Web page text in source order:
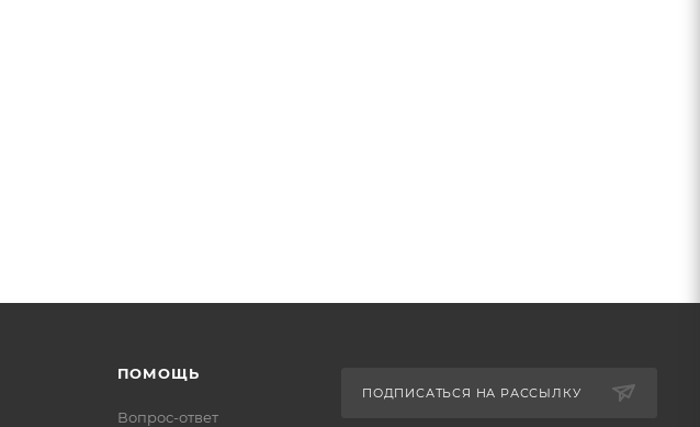
ПОМОЩЬ
Вопрос-ответ
ПОДПИСАТЬСЯ НА РАССЫЛКУ